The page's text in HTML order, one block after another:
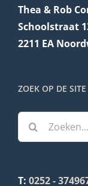
Thea & Rob
Schoolstraat
2211 EA
ZOEK OP DE SITE
Zoeken
naar:
T: 0252 -